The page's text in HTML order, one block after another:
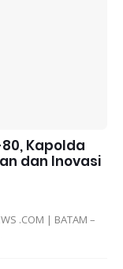
Kapolda
dan Inovasi
.COM | BATAM –